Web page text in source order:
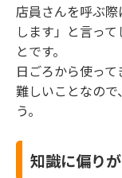
店員さんを呼ぶ
します」と言っ
とです。
日ごろから使っ
難しいことなの
う。
知識に偏り